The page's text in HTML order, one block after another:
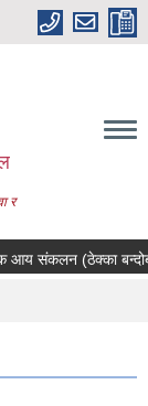
र
संकलन (ठेक्का